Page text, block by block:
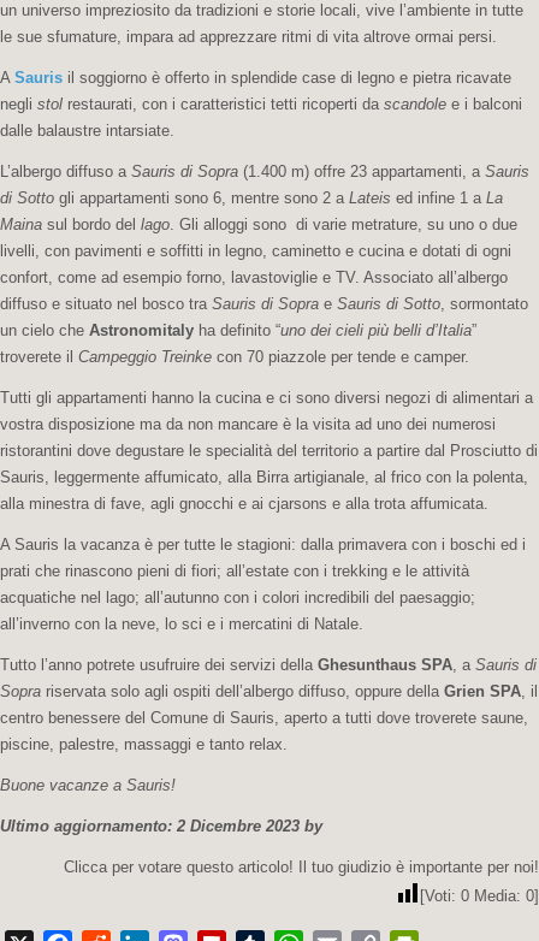
un universo impreziosito da tradizioni e storie locali, vive l’ambiente in tutte
le sue sfumature, impara ad apprezzare ritmi di vita altrove ormai persi.
A Sauris il soggiorno è offerto in splendide case di legno e pietra ricavate
negli stol restaurati, con i caratteristici tetti ricoperti da scandole e i balconi
dalle balaustre intarsiate.
L’albergo diffuso a Sauris di Sopra (1.400 m) offre 23 appartamenti, a Sauris
di Sotto gli appartamenti sono 6, mentre sono 2 a Lateis ed infine 1 aLa
Maina sul bordo del lago. Gli alloggi sono di varie metrature, su uno o due
livelli, con pavimenti e soffitti in legno, caminetto e cucina e dotati di ogni
confort, come ad esempio forno, lavastoviglie e TV. Associato all’albergo
diffuso e situato nel bosco tra Sauris di Sopra e Sauris di Sotto, sormontato
un cielo che Astronomitaly ha definito “uno dei cieli più belli d’Italia”
troverete il Campeggio Treinke con 70 piazzole per tende e camper.
Tutti gli appartamenti hanno la cucina e ci sono diversi negozi di alimentari a
vostra disposizione ma da non mancare è la visita ad uno dei numerosi
ristorantini dove degustare le specialità del territorio a partire dal Prosciutto di
Sauris, leggermente affumicato, alla Birra artigianale, al frico con la polenta,
alla minestra di fave, agli gnocchi e ai cjarsons e alla trota affumicata.
A Sauris la vacanza è per tutte le stagioni: dalla primavera con i boschi ed i
prati che rinascono pieni di fiori; all’estate con i trekking e le attività
acquatiche nel lago; all’autunno con i colori incredibili del paesaggio;
all’inverno con la neve, lo sci e i mercatini di Natale.
Tutto l’anno potrete usufruire dei servizi della Ghesunthaus SPA, a Sauris di
Sopra riservata solo agli ospiti dell’albergo diffuso, oppure della Grien SPA, il
centro benessere del Comune di Sauris, aperto a tutti dove troverete saune,
piscine, palestre, massaggi e tanto relax.
Buone vacanze a Sauris!
Ultimo aggiornamento: 2 Dicembre 2023 by
Clicca per votare questo articolo! Il tuo giudizio è importante per noi!
[Voti: 0 Media: 0]